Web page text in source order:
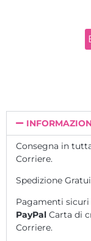
Consegna in
Corriere.
Spedizione
Pagamenti
PayPal Carta di
Corriere.